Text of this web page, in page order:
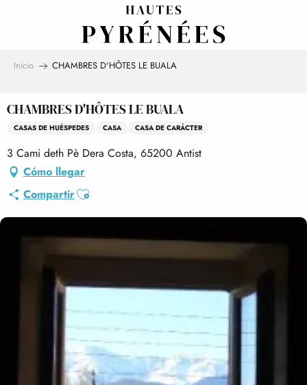
Inicio CHAMBRES D'HÔTES LE BUALA
CHAMBRES D'HÔTES LE BUALA
CASAS DE HUÉSPEDES CASA CASA DE CARÁCTER
3 Cami deth Pè Dera Costa, 65200 Antist
Cómo llegar
CompartirAjouter aux favoris